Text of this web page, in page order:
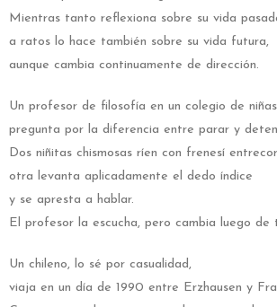
Mientras tanto reflexiona sobre su vida
a ratos lo hace también sobre su vida futura,
aunque cambia continuamente de dirección.
Un profesor de filosofía en un colegio de
pregunta por la diferencia entre parar y
Dos niñitas chismosas ríen con frenesí
otra levanta aplicadamente el dedo índice
y se apresta a hablar.
El profesor la escucha, pero cambia luego de
Un chileno, lo sé por casualidad,
viaja en un día de 1990 entre Erzhausen y